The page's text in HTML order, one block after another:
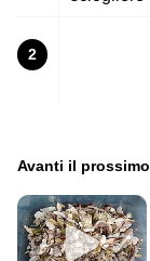
2
Avanti il ​​prossimo